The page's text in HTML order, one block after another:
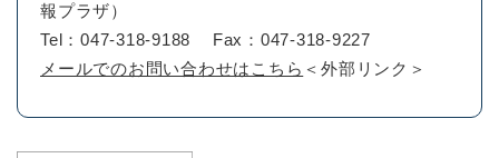
報プラザ）
Tel：047-318-9188
Fax：047-318-9227
メールでのお問い合わせはこちら ＜外部リンク＞